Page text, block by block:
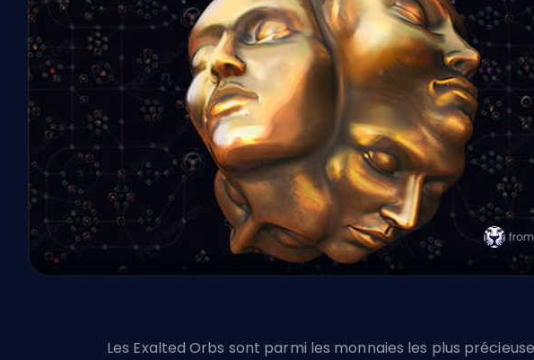
Les Exalted Orbs sont parmi les monnaies les plus